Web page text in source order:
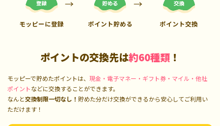
モッピーに登録 ポイント貯める ポイント交換
ポイントの交換先は約60種類 ！
モッピーで貯めたポイントは、 現金・電子マネー・ギフト券・マイル・他社
ポイントなどに交換することができます。
なんと交換制限一切なし！ 貯めた分だけ交換ができるから安心してご利用い
ただけます！